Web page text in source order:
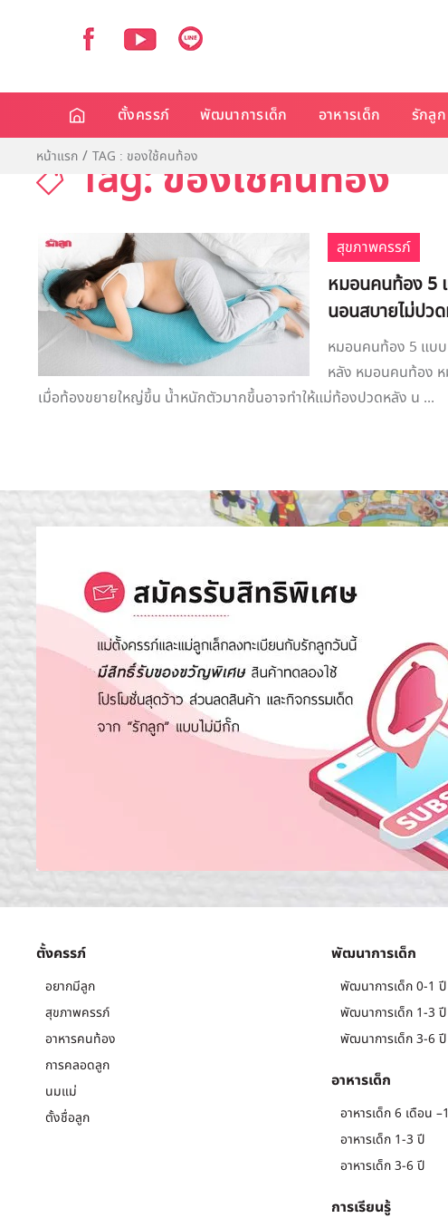
ตั้งครรภ์ พัฒนาการเด็ก อาหารเด็ก รักลู
หน้าแรก TAG : ของใช้คนท้อง
Tag: ของใช้คนท้อง
สุขภาพครรภ์
หมอนคนท้อง 5
นอนสบายไม่ปว
หมอนคนท้อง 5 แบบ
หลัง หมอนคนท้อง ห
เมื่อท้องขยายใหญ่ขึ้น น้ำหนักตัวมากขึ้นอาจทำให้แม่ท้องปวดหลัง น ...
ตั้งครรภ์
อยากมีลูก
สุขภาพครรภ์
อาหารคนท้อง
การคลอดลูก
นมแม่
ตั้งชื่อลูก
พัฒนาการเด็ก
พัฒนาการเด็ก 0-1 ปี
พัฒนาการเด็ก 1-3 ปี
พัฒนาการเด็ก 3-6 ปี
อาหารเด็ก
อาหารเด็ก 6 เดือน
อาหารเด็ก 1-3 ปี
อาหารเด็ก 3-6 ปี
การเรียนรู้